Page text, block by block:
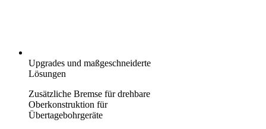
Upgrades und maßgeschneiderte
Lösungen
Zusätzliche Bremse für drehbare
Oberkonstruktion für
Übertagebohrgeräte